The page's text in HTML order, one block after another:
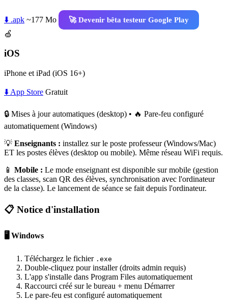
⬇️ .apk ~177 Mo
🚀 Devenir bêta testeur Google Play
🍏
iOS
iPhone et iPad (iOS 16+)
⬇️ App Store Gratuit
🔒 Mises à jour automatiques (desktop) • 🔥 Pare-feu configuré
automatiquement (Windows)
💡 Enseignants : installez sur le poste professeur (Windows/Mac)
ET les postes élèves (desktop ou mobile). Même réseau WiFi requis.
📱 Mobile : Le mode enseignant est disponible sur mobile (gestion
des classes, scan QR des élèves, synchronisation avec l'ordinateur
de la classe). Le lancement de séance se fait depuis l'ordinateur.
📋 Notice d'installation
🖥️ Windows
Téléchargez le fichier .exe
Double-cliquez pour installer (droits admin requis)
L'app s'installe dans Program Files automatiquement
Raccourci créé sur le bureau + menu Démarrer
Le pare-feu est configuré automatiquement